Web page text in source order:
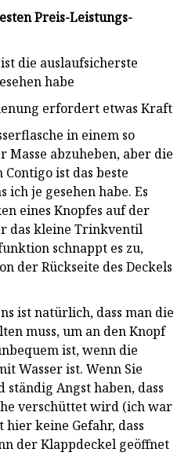
Preis-Leistungs-
die auslaufsicherste
habe
erfordert etwas Kraft
in einem so
abzuheben, aber die
ist das beste
ich je gesehen habe. Es
eines Knopfes auf der
das kleine Trinkventil
schnappt es zu,
der Rückseite des Deckels
ist natürlich, dass man die
muss, um an den Knopf
ist, wenn die
Wasser ist. Wenn Sie
ständig Angst haben, dass
verschüttet wird (ich war
hier keine Gefahr, dass
der Klappdeckel geöffnet